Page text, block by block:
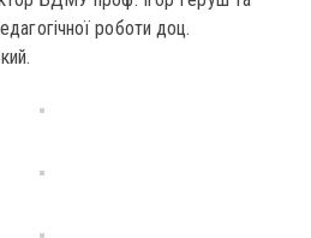
роботи доц.